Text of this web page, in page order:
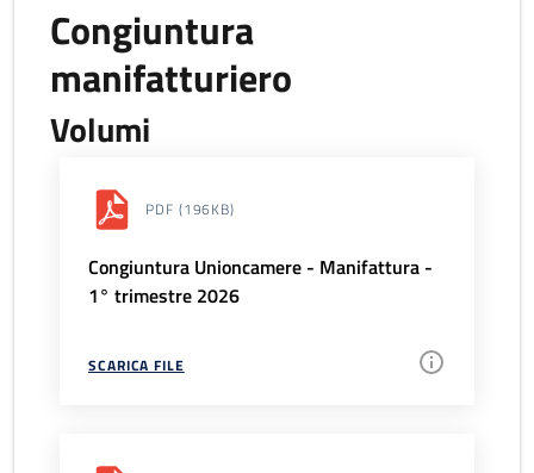
Congiuntura
manifatturiero
Volumi
PDF (196KB)
Congiuntura Unioncamere - Manifattura -
1° trimestre 2026
SCARICA FILE